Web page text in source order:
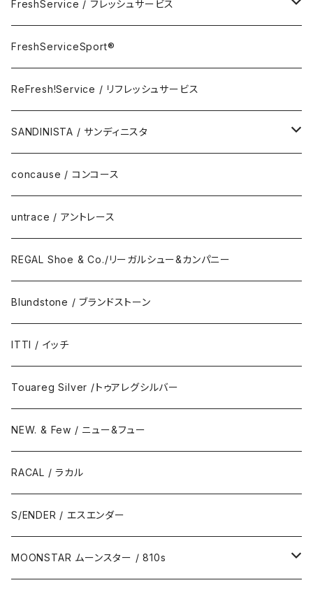
Room Spray
Accessory
Eyewear
FreshService / フレッシュサービス
FreshServiceSport®
ReFresh!Service / リフレッシュサービス
FreshServiceSport®
ReFresh!Service / リフレッシュサービス
SANDINISTA / サンディニスタ
DAILY STANDARD
concause / コンコース
untrace / アントレース
REGAL Shoe & Co./リーガルシュー&カンパニー
Blundstone / ブランドストーン
ITTI / イッチ
Touareg Silver /トゥアレグシルバー
NEW. & Few / ニュー&フュー
RACAL / ラカル
S/ENDER / エスエンダー
MOONSTAR ムーンスター / 810s